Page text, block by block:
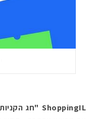
ShoppingIL "חג הקניות" הישראלי, ביוזמת Google